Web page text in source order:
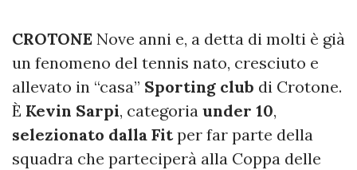
CROTONE Nove anni e, a detta di molti è già
un fenomeno del tennis nato, cresciuto e
allevato in “casa” Sporting club di Crotone.
È Kevin Sarpi, categoria under 10,
selezionato dalla Fit per far parte della
squadra che parteciperà alla Coppa delle